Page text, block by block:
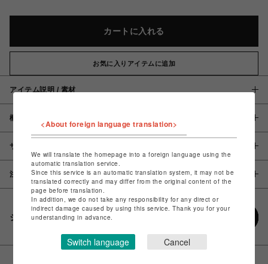
カートに入れる
お気に入りアイテムに追加
アイテム説明 / 素材
概要
サイズ
注意事項
シェアする
<About foreign language translation>
We will translate the homepage into a foreign language using the
automatic translation service.
Since this service is an automatic translation system, it may not be
translated correctly and may differ from the original content of the
page before translation.
In addition, we do not take any responsibility for any direct or
indirect damage caused by using this service. Thank you for your
understanding in advance.
Switch language Cancel